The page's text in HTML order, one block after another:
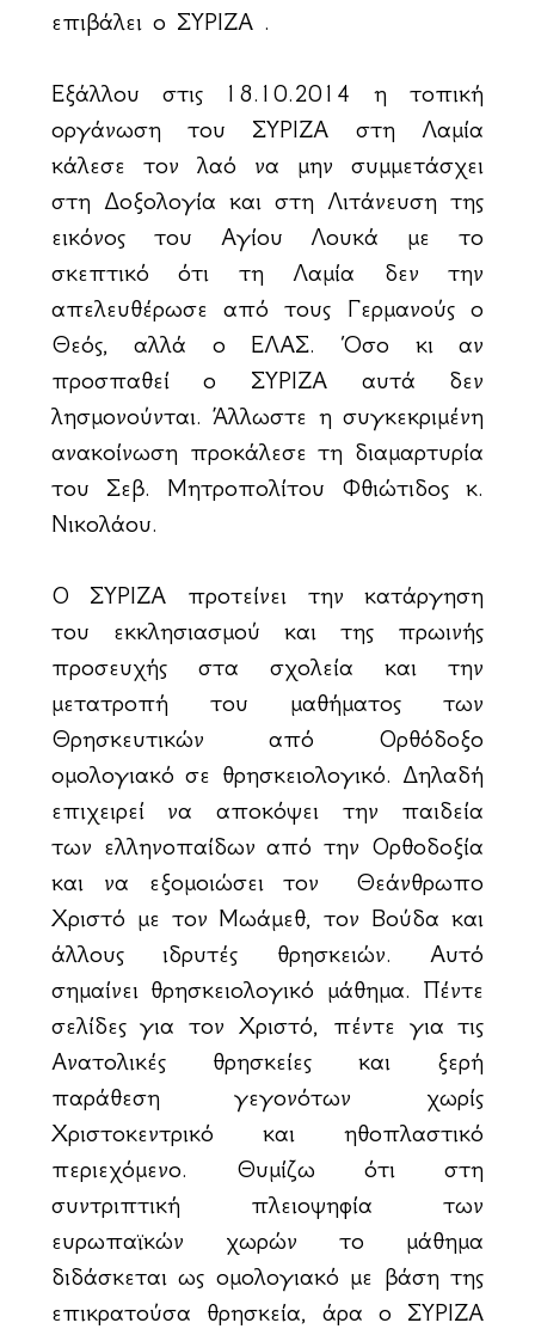
επιβάλει ο ΣΥΡΙΖΑ .
Εξάλλου στις 18.10.2014 η τοπική
οργάνωση του ΣΥΡΙΖΑ στη Λαμία
κάλεσε τον λαό να μην συμμετάσχει
στη Δοξολογία και στη Λιτάνευση της
εικόνος του Αγίου Λουκά με το
σκεπτικό ότι τη Λαμία δεν την
απελευθέρωσε από τους Γερμανούς ο
Θεός, αλλά ο ΕΛΑΣ. Όσο κι αν
προσπαθεί ο ΣΥΡΙΖΑ αυτά δεν
λησμονούνται. Άλλωστε η συγκεκριμένη
ανακοίνωση προκάλεσε τη διαμαρτυρία
του Σεβ. Μητροπολίτου Φθιώτιδος κ.
Νικολάου.
Ο ΣΥΡΙΖΑ προτείνει την κατάργηση
του εκκλησιασμού και της πρωινής
προσευχής στα σχολεία και την
μετατροπή του μαθήματος των
Θρησκευτικών από Ορθόδοξο
ομολογιακό σε θρησκειολογικό. Δηλαδή
επιχειρεί να αποκόψει την παιδεία
των ελληνοπαίδων από την Ορθοδοξία
και να εξομοιώσει τον Θεάνθρωπο
Χριστό με τον Μωάμεθ, τον Βούδα και
άλλους ιδρυτές θρησκειών. Αυτό
σημαίνει θρησκειολογικό μάθημα. Πέντε
σελίδες για τον Χριστό, πέντε για τις
Ανατολικές θρησκείες και ξερή
παράθεση γεγονότων χωρίς
Χριστοκεντρικό και ηθοπλαστικό
περιεχόμενο. Θυμίζω ότι στη
συντριπτική πλειοψηφία των
ευρωπαϊκών χωρών το μάθημα
διδάσκεται ως ομολογιακό με βάση της
επικρατούσα θρησκεία, άρα ο ΣΥΡΙΖΑ